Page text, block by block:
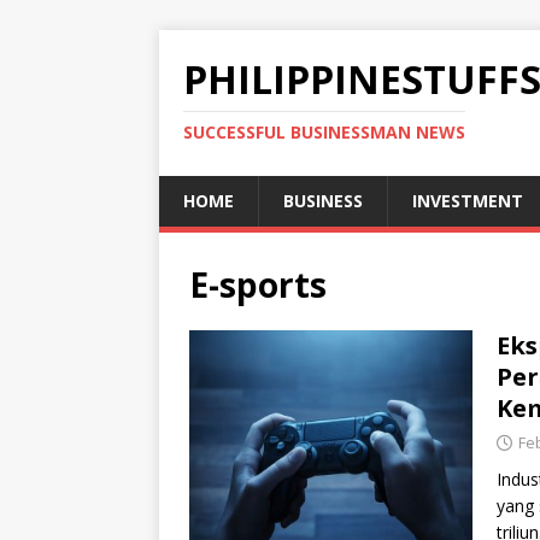
PHILIPPINESTUFFS
SUCCESSFUL BUSINESSMAN NEWS
HOME BUSINESS INVESTMENT
E-sports
yang